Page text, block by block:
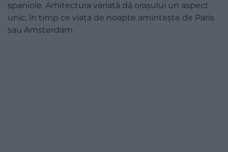
spaniole. Arhitectura variată dă orașului un aspect
unic, în timp ce viața de noapte amintește de Paris
sau Amsterdam.